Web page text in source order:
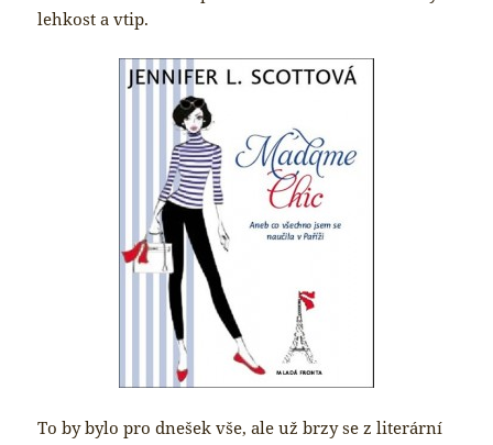
lehkost a vtip.
To by bylo pro dnešek vše, ale už brzy se z literární